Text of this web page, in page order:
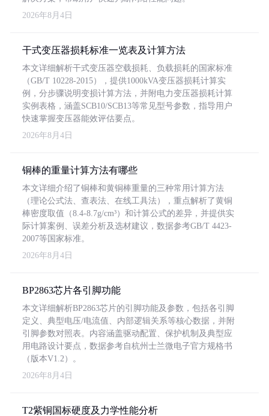
2026年8月4日
干式变压器损耗标准一览表及计算方法
本文详细解析干式变压器空载损耗、负载损耗的国家标准
（GB/T 10228-2015），提供1000kVA变压器损耗计算实
例，分步骤说明变损计算方法，并附电力变压器损耗计算
实例表格，涵盖SCB10/SCB13等常见型号参数，指导用户
快速掌握变压器能效评估要点。
2026年8月4日
铜棒的重量计算方法有哪些
本文详细介绍了铜棒和黄铜棒重量的三种常用计算方法
（理论公式法、查表法、在线工具法），重点解析了黄铜
棒密度取值（8.4-8.7g/cm³）和计算公式的差异，并提供实
际计算案例、误差分析及选材建议，数据参考GB/T 4423-
2007等国家标准。
2026年8月4日
BP2863芯片各引脚功能
本文详细解析BP2863芯片的引脚功能及参数，包括各引脚
定义、典型电压/电流值、内部逻辑关系等核心数据，并附
引脚参数对照表。内容涵盖驱动配置、保护机制及典型应
用电路设计要点，数据参考自杭州士兰微电子官方规格书
（版本V1.2）。
2026年8月4日
T2紫铜国标硬度及力学性能分析